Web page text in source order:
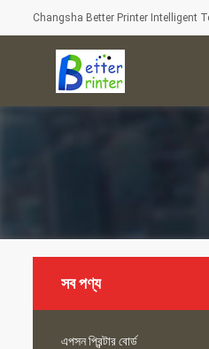
Changsha Better Printer Intelligent
সব পণ্য
এপসন প্রিন্টার বোর্ড